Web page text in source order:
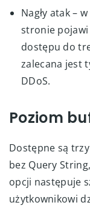
Nagły atak –
stronie
dostępu do
zalecana jest
DDoS.
Poziom
Dostępne są
bez Query
opcji następuje
użytkownikowi